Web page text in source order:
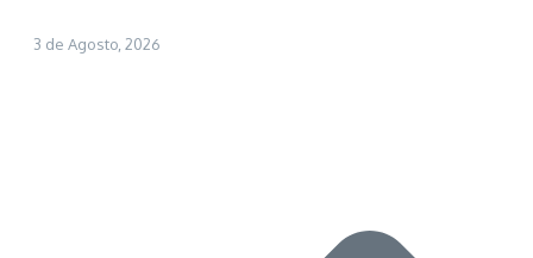
3 de Agosto, 2026